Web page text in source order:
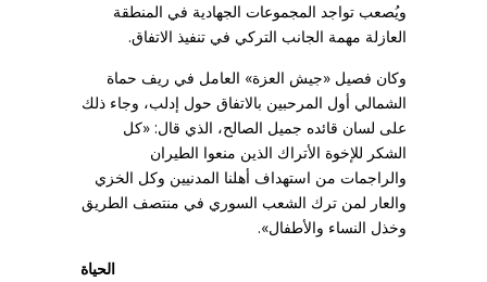
ويُصعب تواجد المجموعات الجهادية في المنطقة
العازلة مهمة الجانب التركي في تنفيذ الاتفاق.
وكان فصيل «جيش العزة» العامل في ريف حماة
الشمالي أول المرحبين بالاتفاق حول إدلب، وجاء ذلك
على لسان قائده جميل الصالح، الذي قال: «كل
الشكر للإخوة الأتراك الذين منعوا الطيران
والراجمات من استهداف أهلنا المدنيين وكل الخزي
والعار لمن ترك الشعب السوري في منتصف الطريق
وخذل النساء والأطفال».
الحياة